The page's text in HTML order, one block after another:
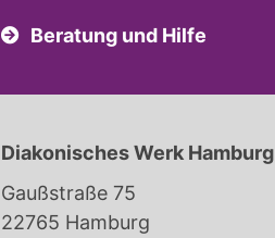
Beratung und Hilfe
Diakonisches Werk Hamburg
Gaußstraße 75
22765 Hamburg